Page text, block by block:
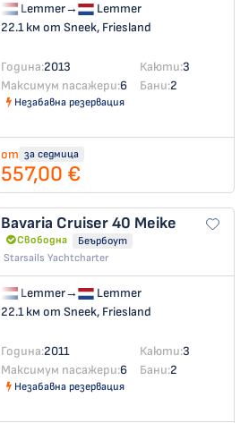
Lemmer→
Lemmer
22.1 км от Sneek, Friesland
Година:2013 Каюти:3
Максимум пасажери:6 Бани:2
Незабавна резервация
от за седмица
557,00 €
Bavaria Cruiser 40 Meike
Свободна
Беърбоут
Starsails Yachtcharter
Lemmer→
Lemmer
22.1 км от Sneek, Friesland
Година:2011 Каюти:3
Максимум пасажери:6 Бани:2
Незабавна резервация